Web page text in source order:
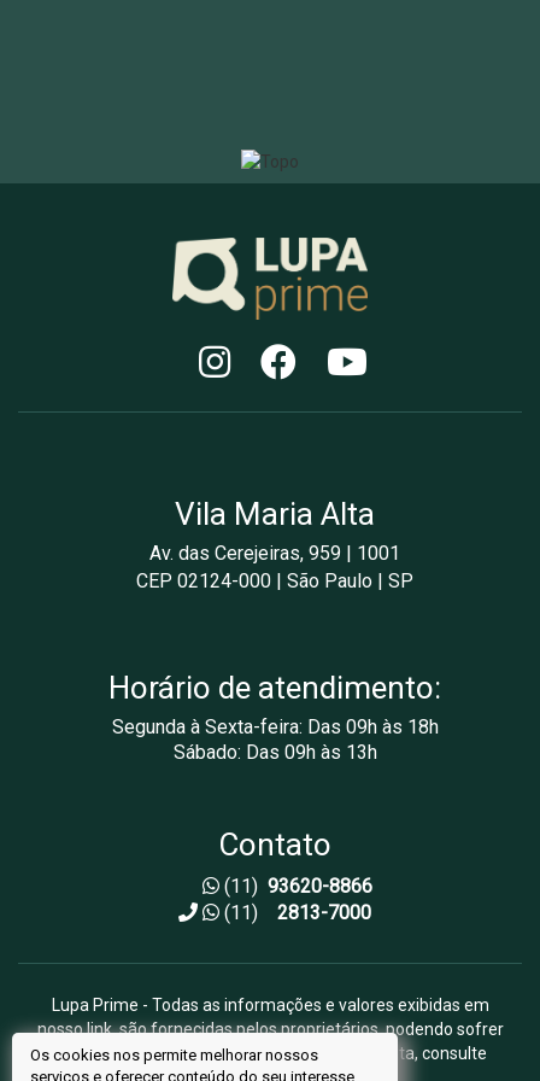
Vila Maria Alta
Av. das Cerejeiras, 959 | 1001
CEP 02124-000 | São Paulo | SP
Horário de atendimento:
Segunda à Sexta-feira: Das 09h às 18h
Sábado: Das 09h às 13h
Contato
(11) 93620-8866
(11)2813-7000
Lupa Prime - Todas as informações e valores exibidas em
nosso link, são fornecidas pelos proprietários, podendo sofrer
alterações sem aviso prévio. Antes da proposta, consulte
Os cookies nos permite melhorar nossos
serviços e oferecer conteúdo do seu interesse.